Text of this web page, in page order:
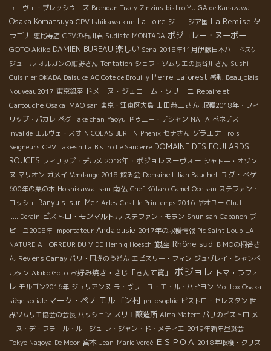
ューヴェ・プレッシウーズ Brendan Tracy Zinzins bistro YUIGA de Kanazawa
Osaka Komatsuya CPV Ishikawa kun La Loire ジョージア国 La Remise タ
ラゴナ 恵比寿店 CPVの石川君 Sudiste MONTADA ボジョレー・ヌーボー
GOTO Akiko DAMIEN BUREAU 楽しい Sena 2018年11月伊藤日本ハードスケ
ジュール オルガンの紺野さん Tentation シェフ・ソムリエの長谷川さん Sushi
Cuisinier OKADA Daisuke AC Cote de Brouilly Pierre Laforest 感動 Beaujolais
Nouveau2017 東京銀座 ドメーヌ・ジェローム・ソリーニ Repaire et
Cartouche Osaka IMAO san 東京・江東区大島 山田恭二さん 収穫2018年・フィ
リップ・パカレ ペグ Take chan Yaoyu ドゥニー・デシャン NAHA ぺネデス
Invalide エルヴェ・スオ NICOLAS BERTIN Phenix セナさん グラエナ Trois
Seigneurs CPV Takeshita Bistro Le Sancerre DOMAINE DES FOULARDS
ROUGES フィリップ・デルメ 2018年・ボジョレヌーヴォー シャトー・オゾン
ヌ マリオン ガメイ Vendange 2018 飲み会 Domaine Lilian Bauchet ユグ・べゲ
600年の栗の木 Hoshikawa-san 南仏 Chef Kôtaro Camel Ooe san ステファン・
ロッシェ Banyuls-sur-Mer Arles C'est le Printemps 2016 ヤオユー Chut
......Derain ビストロ・モンマルトル ステファン・モラン Shun san Cabanon プ
ピーユ2008年 Importateur Andalousie 2017年の収穫情報 Pic Saint Loup LA
NATURE A HORREUR DU VIDE Hennig Hoesch 銀座 Rhône sud ＢＭОの桐谷さ
ん Reviens Gamay パリ・国虎のうどん エピスリー・フィン ジュヴレイ・シャンベ
ルタン Akiko Goto お好み焼き・きじ「さんて寛」 ボジョレ トマ・ラフォ
レ モルゴン2016年 ジュリアンヌ ラ・ヴリーユ・エ・ル・パピヨン Mottox Osaka
siège sociale マーク・ペノ モルゴン村 philosophie ビストロ・セレスタン 世
界ソムリエ協会の会長 パッション スリエ醸造所 Alma Matert パリのビストロ メ
ーヌ・デ・フラール・ルージュ レ・ジャン・ド・メティエ 2019年新年昼食会
Tokyo Nagoya De Moor 宮本 Jean-Marie Vergé ＥＳＰＯＡ 2018年収穫・クリス